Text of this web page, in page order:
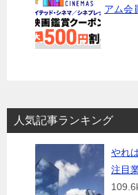
アム会
人気記事ランキング
やれ
注目